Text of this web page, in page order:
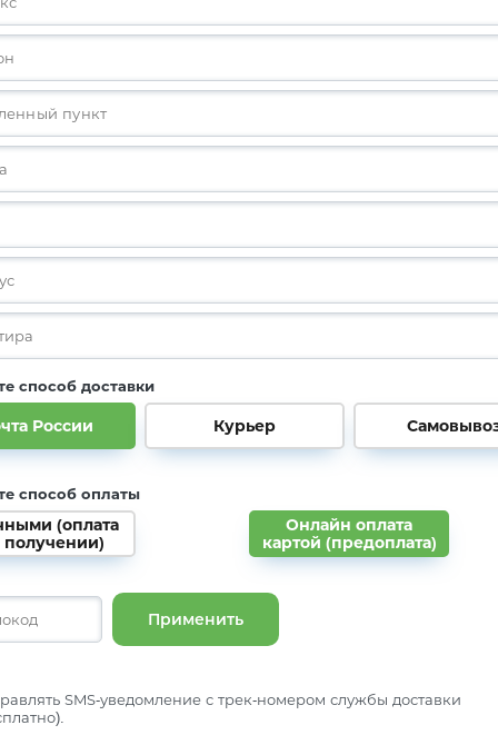
способ доставки
России Курьер
способ оплаты
(оплата
Онлайн оплата
картой (предоплата)
Применить
SMS-уведомление с трек-номером службы доставки